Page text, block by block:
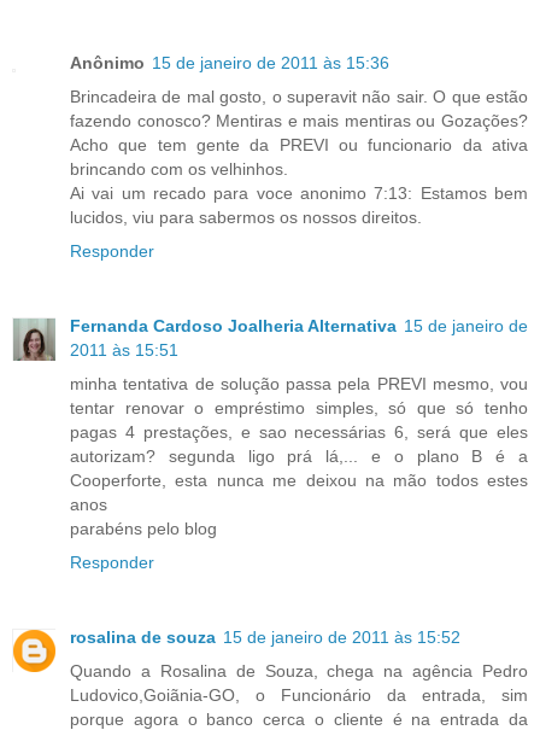
Anônimo 15 de janeiro de 2011 às 15:36
Brincadeira de mal gosto, o superavit não sair. O que estão
fazendo conosco? Mentiras e mais mentiras ou Gozações?
Acho que tem gente da PREVI ou funcionario da ativa
brincando com os velhinhos.
Ai vai um recado para voce anonimo 7:13: Estamos bem
lucidos, viu para sabermos os nossos direitos.
Responder
Fernanda Cardoso Joalheria Alternativa 15 de janeiro de
2011 às 15:51
minha tentativa de solução passa pela PREVI mesmo, vou
tentar renovar o empréstimo simples, só que só tenho
pagas 4 prestações, e sao necessárias 6, será que eles
autorizam? segunda ligo prá lá,... e o plano B é a
Cooperforte, esta nunca me deixou na mão todos estes
anos
parabéns pelo blog
Responder
rosalina de souza 15 de janeiro de 2011 às 15:52
Quando a Rosalina de Souza, chega na agência Pedro
Ludovico,Goiãnia-GO, o Funcionário da entrada, sim
porque agora o banco cerca o cliente é na entrada da